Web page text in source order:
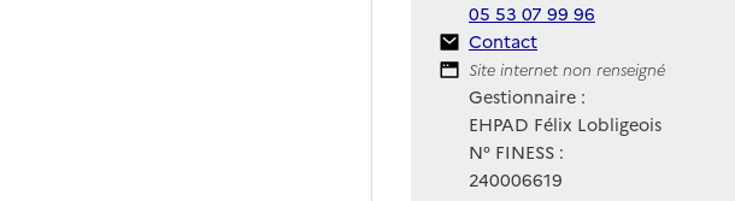
05 53 07 99 96
Contact
Contact
Site Internet
Site internet non renseigné
Gestionnaire :
EHPAD Félix Lobligeois
N° FINESS :
240006619